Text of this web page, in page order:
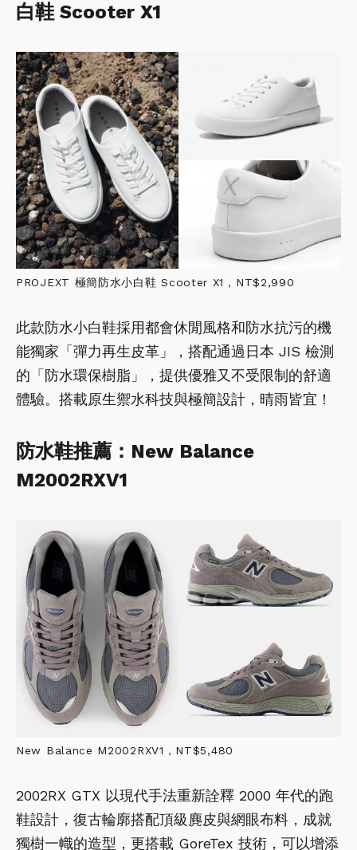
白鞋 Scooter X1
PROJEXT 極簡防水小白鞋 Scooter X1，NT$2,990
此款防水小白鞋採用都會休閒風格和防水抗污的機
能獨家「彈力再生皮革」，搭配通過日本 JIS 檢測
的「防水環保樹脂」，提供優雅又不受限制的舒適
體驗。搭載原生禦水科技與極簡設計，晴雨皆宜！
防水鞋推薦：New Balance
M2002RXV1
New Balance M2002RXV1，NT$5,480
2002RX GTX 以現代手法重新詮釋 2000 年代的跑
鞋設計，復古輪廓搭配頂級麂皮與網眼布料，成就
獨樹一幟的造型，更搭載 GoreTex 技術，可以增添